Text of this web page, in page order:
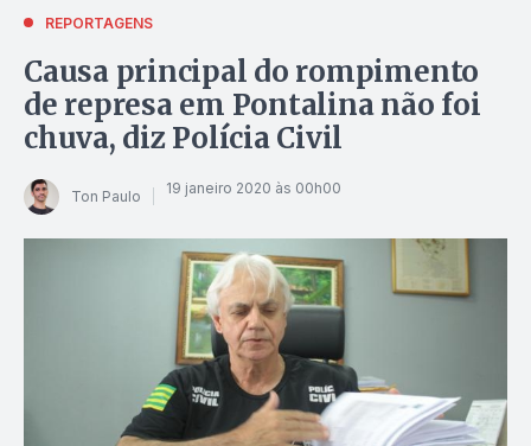
REPORTAGENS
Causa principal do rompimento
de represa em Pontalina não foi
chuva, diz Polícia Civil
Ton Paulo 19 janeiro 2020 às 00h00